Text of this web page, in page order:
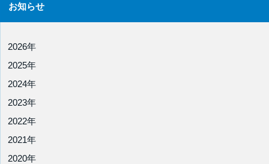
お知らせ
2026年
2025年
2024年
2023年
2022年
2021年
2020年